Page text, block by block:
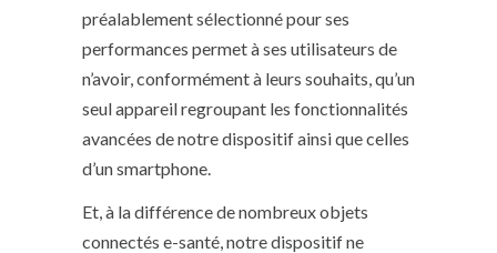
préalablement sélectionné pour ses
performances permet à ses utilisateurs de
n’avoir, conformément à leurs souhaits, qu’un
seul appareil regroupant les fonctionnalités
avancées de notre dispositif ainsi que celles
d’un smartphone.
Et, à la différence de nombreux objets
connectés e-santé, notre dispositif ne